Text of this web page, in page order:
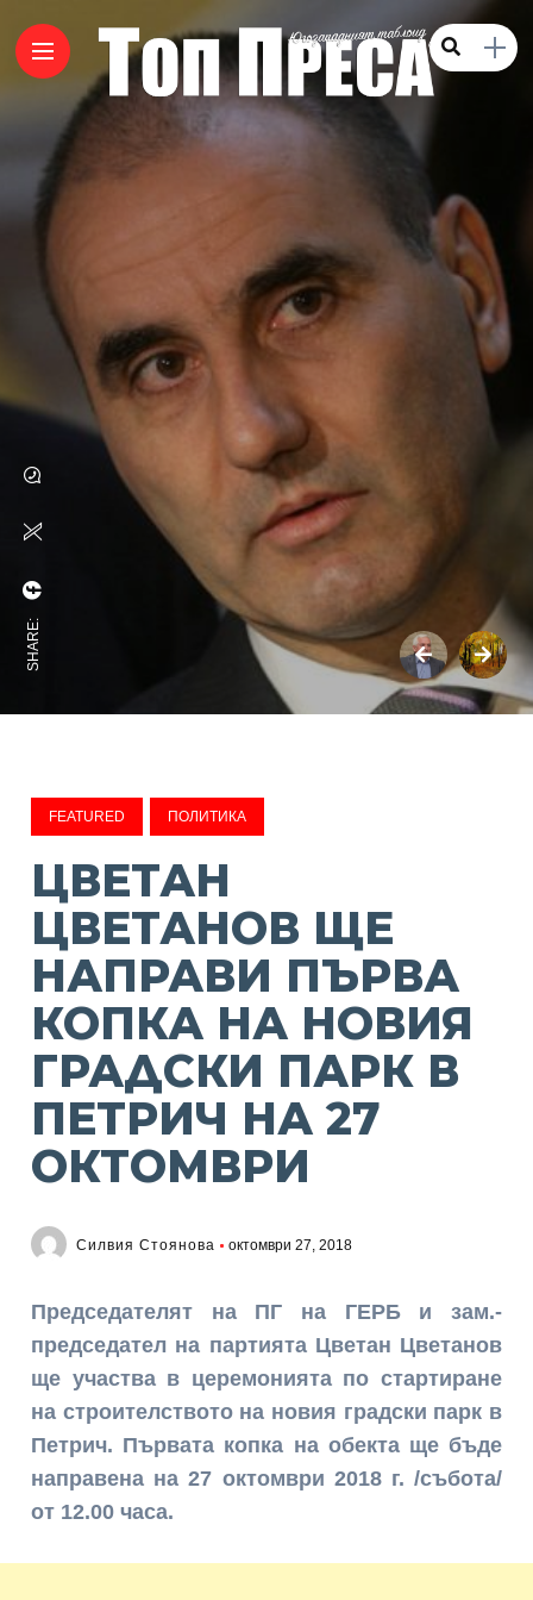
SHARE:
FEATURED ПОЛИТИКА
ЦВЕТАН
ЦВЕТАНОВ ЩЕ
НАПРАВИ ПЪРВА
КОПКА НА НОВИЯ
ГРАДСКИ ПАРК В
ПЕТРИЧ НА 27
ОКТОМВРИ
Силвия Стоянова октомври 27, 2018
Председателят на ПГ на ГЕРБ и зам.-
председател на партията Цветан Цветанов
ще участва в церемонията по стартиране
на строителството на новия градски парк в
Петрич. Първата копка на обекта ще бъде
направена на 27 октомври 2018 г. /събота/
от 12.00 часа.